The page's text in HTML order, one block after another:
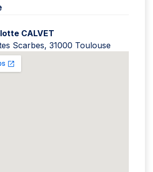
CALVET
Scarbes, 31000 Toulouse